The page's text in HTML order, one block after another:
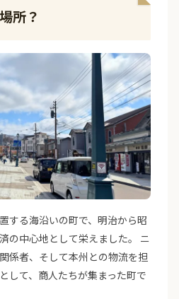
所？
する海沿いの町で、明治から昭
の中心地として栄えました。 ニ
係者、そして本州との物流を担
して、商人たちが集まった町で